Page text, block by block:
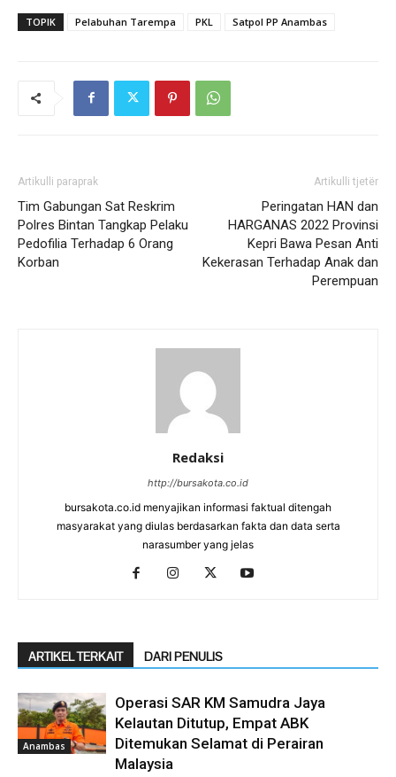
TOPIK Pelabuhan Tarempa PKL Satpol PP Anambas
Artikulli paraprak
Tim Gabungan Sat Reskrim
Polres Bintan Tangkap Pelaku
Pedofilia Terhadap 6 Orang
Korban
Artikulli tjetër
Peringatan HAN dan
HARGANAS 2022 Provinsi
Kepri Bawa Pesan Anti
Kekerasan Terhadap Anak dan
Perempuan
Redaksi
http://bursakota.co.id
bursakota.co.id menyajikan informasi faktual ditengah
masyarakat yang diulas berdasarkan fakta dan data serta
narasumber yang jelas
ARTIKEL TERKAIT DARI PENULIS
Anambas
Operasi SAR KM Samudra Jaya
Kelautan Ditutup, Empat ABK
Ditemukan Selamat di Perairan
Malaysia